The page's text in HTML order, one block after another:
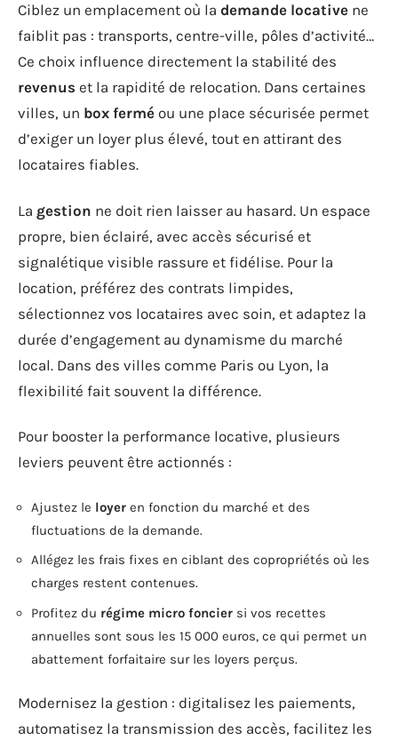
Ciblez un emplacement où la demande locative ne
faiblit pas : transports, centre-ville, pôles d’activité…
Ce choix influence directement la stabilité des
revenus et la rapidité de relocation. Dans certaines
villes, un box fermé ou une place sécurisée permet
d’exiger un loyer plus élevé, tout en attirant des
locataires fiables.
La gestion ne doit rien laisser au hasard. Un espace
propre, bien éclairé, avec accès sécurisé et
signalétique visible rassure et fidélise. Pour la
location, préférez des contrats limpides,
sélectionnez vos locataires avec soin, et adaptez la
durée d’engagement au dynamisme du marché
local. Dans des villes comme Paris ou Lyon, la
flexibilité fait souvent la différence.
Pour booster la performance locative, plusieurs
leviers peuvent être actionnés :
Ajustez le loyer en fonction du marché et des
fluctuations de la demande.
Allégez les frais fixes en ciblant des copropriétés où les
charges restent contenues.
Profitez du régime micro foncier si vos recettes
annuelles sont sous les 15 000 euros, ce qui permet un
abattement forfaitaire sur les loyers perçus.
Modernisez la gestion : digitalisez les paiements,
automatisez la transmission des accès, facilitez les